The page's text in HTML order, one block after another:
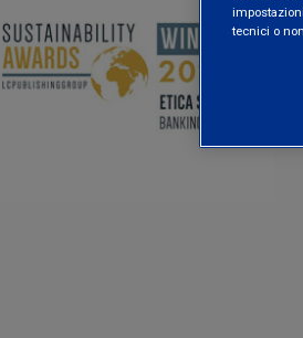
tecnici o